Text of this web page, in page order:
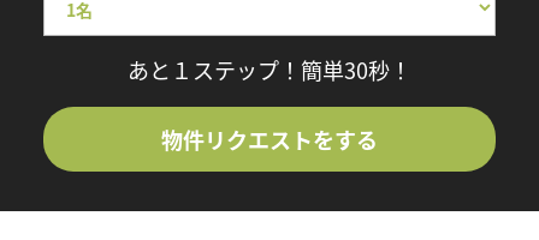
あと１ステップ！簡単30秒！
物件リクエストをする